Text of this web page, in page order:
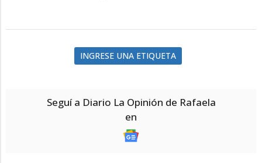
INGRESE UNA ETIQUETA
Seguí a Diario La Opinión de Rafaela
en